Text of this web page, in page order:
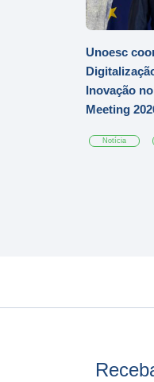
Unoesc
Inovação
Meeting
Notícia